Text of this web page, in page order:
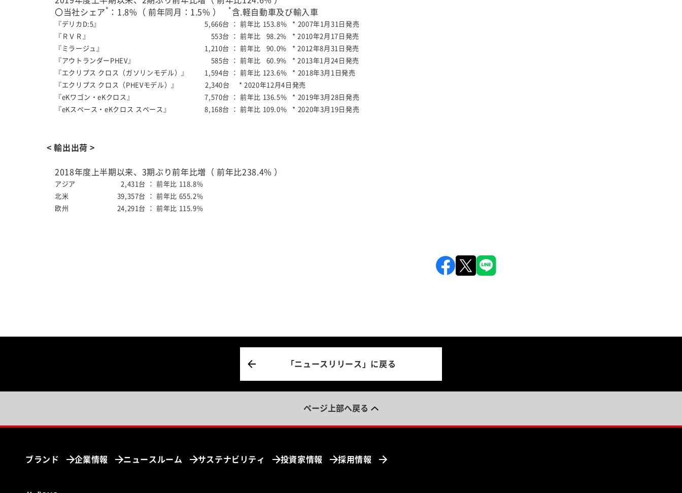
〇当社シェア * ：1.8%（ 前年同月：1.5% ） * 含.軽自動車及び輸入車
『デリカD:5』 5,666台 ： 前年比 153.8% * 2007年1月31日発売
『ＲＶＲ』
553台 ： 前年比 98.2% * 2010年2月17日発売
『ミラージュ』
1,210台 ： 前年比 90.0% * 2012年8月31日発売
『アウトランダーPHEV』
585台 ： 前年比 60.9% * 2013年1月24日発売
『エクリプス クロス（ガソリンモデル）』
1,594台 ： 前年比 123.6% * 2018年3月1日発売
『エクリプス クロス（PHEVモデル）』
2,340台
* 2020年12月4日発売
『eKワゴン・eKクロス』
7,570台 ： 前年比 136.5% * 2019年3月28日発売
『eKスペース・eKクロス スペース』
8,168台 ： 前年比 109.0% * 2020年3月19日発売
< 輸出出荷 >
2018年度上半期以来、3期ぶり前年比増（ 前年比238.4% ）
アジア 2,431台 ： 前年比 118.8%
北米
39,357台 ： 前年比 655.2%
欧州
24,291台 ： 前年比 115.9%
「ニュースリリース」に戻る
ページ上部へ戻る
ブランド 企業情報 ニュースルーム サステナビリティ 投資家情報 採用情報